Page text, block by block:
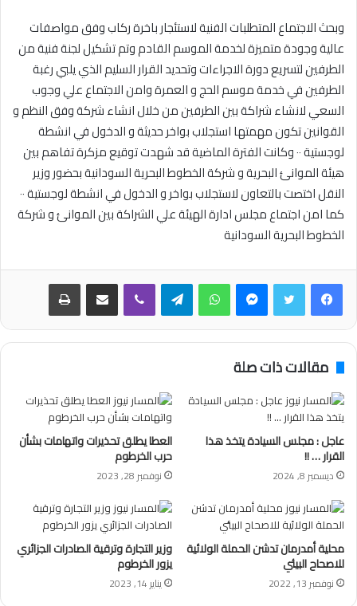
وبحث الاجتماع المتطلبات الفنية لاستئجار باخرة ركاب وفق مواصفات
عالية وجودة متميزة لخدمة الموسم القادم وتم تشكيل لجنة فنية من
الطرفين لتسريع دورة الاجراءات وتحديد القرار السليم الذي يلبي رغبة
الطرفين في خدمة موسم الحج و العمرة وامن الاجتماع علي وجوب
السعي لانشاء شراكة بين الطرفين من خلال انشاء شركة وفق النظم و
القوانين تكون مهمتها استجلاب بواخر حديثة و الدخول في انشطة
لوجستية ٠٠ وكانت الفترة الماضية قد شهدت توقيع مزكرة تفاهم بين
هيئة الموانئ البحرية و شركة الخطوط البحرية السودانية بحضور وزير
النقل اختصت بالتعاون لاستجلاب بواخر و الدخول في انشطة لوجستية ٠٠
كما امن اجتماع مجلس ادارة الهيئة علي الشراكة بين الموانئ و شركة
الخطوط البحرية السودانية
فيسبوكتويتر ماسنجر واتساب تيلقرام ڤايبر مشاركة عبر البريد طباعة
مقالات ذات صلة
عاجل : مجلس السيادة يتخذ هذا
القرار … !!
ديسمبر 8, 2024
العطا يطلق تحذيرات واتهامات بشأن
حرب الخرطوم
نوفمبر 28, 2023
محلية أمدرمان تدشن الحملة الولائية
للاصحاح البيئي
نوفمبر 13, 2022
وزير التجارة وترقية الصادرات الجزائري
يزور الخرطوم
يناير 14, 2023